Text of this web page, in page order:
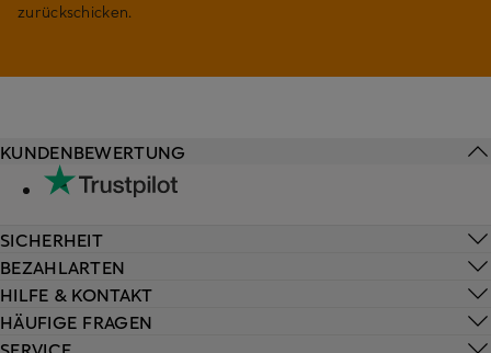
zurückschicken.
HILFE & KONTAKT
HÄUFIGE FRAGEN
KUNDENBEWERTUNG
SICHERHEIT
BEZAHLARTEN